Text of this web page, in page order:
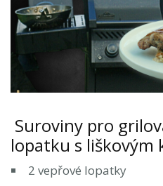
Suroviny pro
lopatku s liškovým
2 vepřové lopatky